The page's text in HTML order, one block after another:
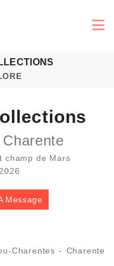
champ de Mars
Message
Charentes - Charente